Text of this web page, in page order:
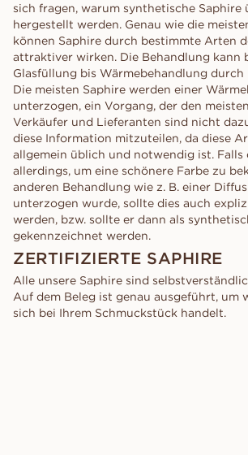
sich fragen, warum synthetische Saphire
hergestellt werden. Genau wie die
können Saphire durch bestimmte Arten
attraktiver wirken. Die Behandlung kann
Glasfüllung bis Wärmebehandlung
Die meisten Saphire werden einer
unterzogen, ein Vorgang, der den
Verkäufer und Lieferanten sind nicht
diese Information mitzuteilen, da diese
allgemein üblich und notwendig ist. Falls
allerdings, um eine schönere Farbe zu
anderen Behandlung wie z. B. einer
unterzogen wurde, sollte dies auch
werden, bzw. sollte er dann als
gekennzeichnet werden.
ZERTIFIZIERTE SAPHIRE
Alle unsere Saphire sind
Auf dem Beleg ist genau ausgeführt, um
sich bei Ihrem Schmuckstück handelt.